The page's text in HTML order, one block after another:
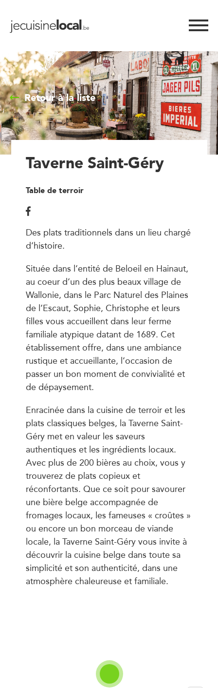
Retour à la liste
Taverne Saint-Géry
Table de terroir
Des plats traditionnels dans un lieu chargé
d’histoire.
Située dans l’entité de Beloeil en Hainaut,
au coeur d’un des plus beaux village de
Wallonie, dans le Parc Naturel des Plaines
de l’Escaut, Sophie, Christophe et leurs
filles vous accueillent dans leur ferme
familiale atypique datant de 1689. Cet
établissement offre, dans une ambiance
rustique et accueillante, l’occasion de
passer un bon moment de convivialité et
de dépaysement.
Enracinée dans la cuisine de terroir et les
plats classiques belges, la Taverne Saint-
Géry met en valeur les saveurs
authentiques et les ingrédients locaux.
Avec plus de 200 bières au choix, vous y
trouverez de plats copieux et
réconfortants. Que ce soit pour savourer
une bière belge accompagnée de
fromages locaux, les fameuses « croûtes »
ou encore un bon morceau de viande
locale, la Taverne Saint-Géry vous invite à
découvrir la cuisine belge dans toute sa
simplicité et son authenticité, dans une
atmosphère chaleureuse et familiale.